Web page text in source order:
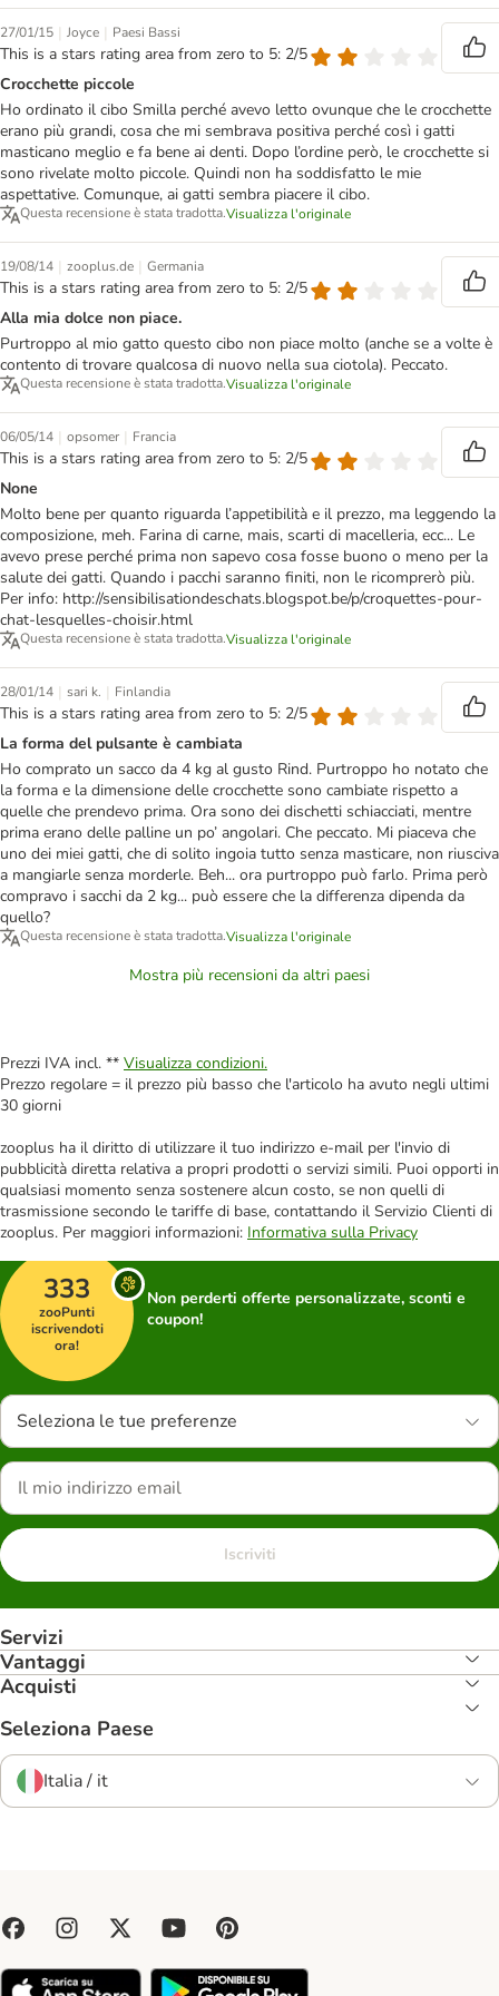
27/01/15 | Joyce | Paesi Bassi
This is a stars rating area from zero to 5: 2/5
Crocchette piccole
Ho ordinato il cibo Smilla perché avevo letto ovunque che le crocchette
erano più grandi, cosa che mi sembrava positiva perché così i gatti
masticano meglio e fa bene ai denti. Dopo l’ordine però, le crocchette si
sono rivelate molto piccole. Quindi non ha soddisfatto le mie
aspettative. Comunque, ai gatti sembra piacere il cibo.
Questa recensione è stata tradotta.Visualizza l'originale
19/08/14 | zooplus.de | Germania
This is a stars rating area from zero to 5: 2/5
Alla mia dolce non piace.
Purtroppo al mio gatto questo cibo non piace molto (anche se a volte è
contento di trovare qualcosa di nuovo nella sua ciotola). Peccato.
Questa recensione è stata tradotta.Visualizza l'originale
06/05/14 | opsomer | Francia
This is a stars rating area from zero to 5: 2/5
None
Molto bene per quanto riguarda l’appetibilità e il prezzo, ma leggendo la
composizione, meh. Farina di carne, mais, scarti di macelleria, ecc... Le
avevo prese perché prima non sapevo cosa fosse buono o meno per la
salute dei gatti. Quando i pacchi saranno finiti, non le ricomprerò più.
Per info: http://sensibilisationdeschats.blogspot.be/p/croquettes-pour-
chat-lesquelles-choisir.html
Questa recensione è stata tradotta.Visualizza l'originale
28/01/14 | sari k. | Finlandia
This is a stars rating area from zero to 5: 2/5
La forma del pulsante è cambiata
Ho comprato un sacco da 4 kg al gusto Rind. Purtroppo ho notato che
la forma e la dimensione delle crocchette sono cambiate rispetto a
quelle che prendevo prima. Ora sono dei dischetti schiacciati, mentre
prima erano delle palline un po’ angolari. Che peccato. Mi piaceva che
uno dei miei gatti, che di solito ingoia tutto senza masticare, non riusciva
a mangiarle senza morderle. Beh... ora purtroppo può farlo. Prima però
compravo i sacchi da 2 kg... può essere che la differenza dipenda da
quello?
Questa recensione è stata tradotta.Visualizza l'originale
Mostra più recensioni da altri paesi
Prezzi IVA incl. ** Visualizza condizioni.
Prezzo regolare = il prezzo più basso che l'articolo ha avuto negli ultimi
30 giorni
zooplus ha il diritto di utilizzare il tuo indirizzo e-mail per l'invio di
pubblicità diretta relativa a propri prodotti o servizi simili. Puoi opporti in
qualsiasi momento senza sostenere alcun costo, se non quelli di
trasmissione secondo le tariffe di base, contattando il Servizio Clienti di
zooplus. Per maggiori informazioni: Informativa sulla Privacy
333
zooPunti
iscrivendoti
ora!
Non perderti offerte personalizzate, sconti e
coupon!
Seleziona le tue preferenze
Iscriviti
Servizi
Vantaggi
Acquisti
Seleziona Paese
Italia / it